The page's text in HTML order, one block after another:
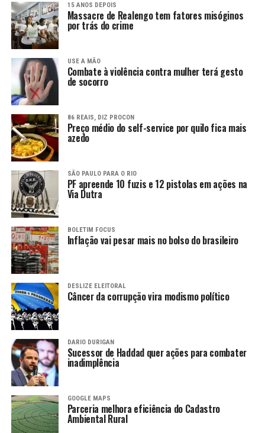
15 ANOS DEPOIS
Massacre de Realengo tem fatores misóginos
por trás do crime
USE A MÃO
Combate à violência contra mulher terá gesto
de socorro
86 REAIS, DIZ PROCON
Preço médio do self-service por quilo fica mais
azedo
SÃO PAULO PARA O RIO
PF apreende 10 fuzis e 12 pistolas em ações na
Via Dutra
BOLETIM FOCUS
Inflação vai pesar mais no bolso do brasileiro
DESLIZE ELEITORAL
Câncer da corrupção vira modismo político
DARIO DURIGAN
Sucessor de Haddad quer ações para combater
inadimplência
GOOGLE MAPS
Parceria melhora eficiência do Cadastro
Ambiental Rural